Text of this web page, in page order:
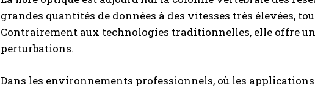
grandes quantités de données à des vitesses très élevées,
Contrairement aux technologies traditionnelles, elle offre
perturbations.
Dans les environnements professionnels, où les